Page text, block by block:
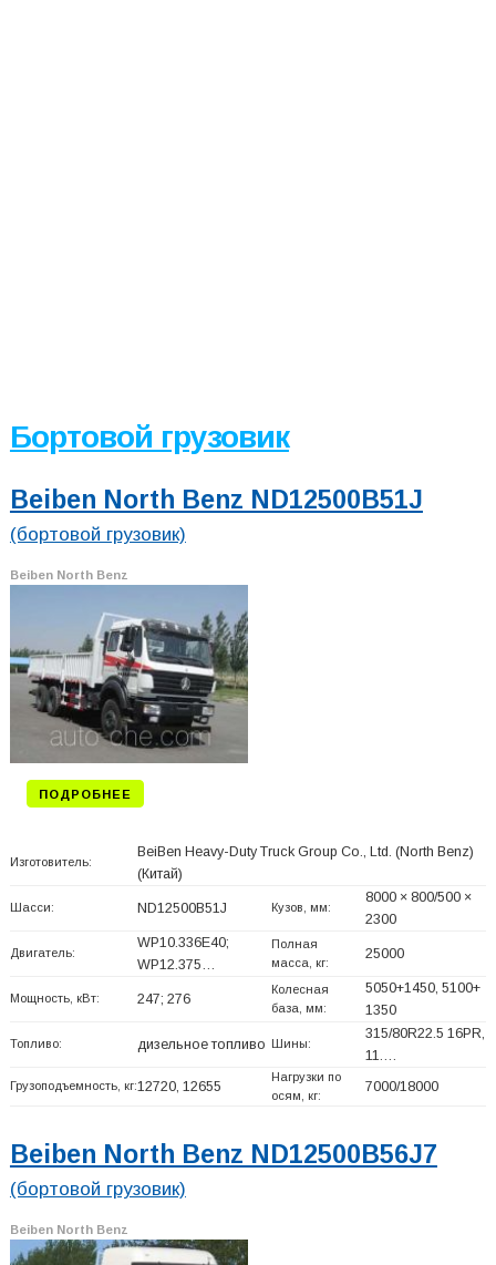
Бортовой грузовик
Beiben North Benz ND12500B51J
(бортовой грузовик)
Beiben North Benz
ПОДРОБНЕЕ
Изготовитель:
BeiBen Heavy-Duty Truck Group Co., Ltd. (North Benz)
(Китай)
Шасси: ND12500B51J Кузов, мм:
8000 × 800/500 ×
2300
Двигатель:
WP10.336E40;
WP12.375…
Полная
масса, кг:
25000
Мощность, кВт: 247; 276
Колесная
база, мм:
5050+1450, 5100+
1350
Топливо: дизельное топливо Шины:
315/80R22.5 16PR,
11.…
Грузоподъемность, кг:12720, 12655
Нагрузки по
осям, кг:
7000/18000
Beiben North Benz ND12500B56J7
(бортовой грузовик)
Beiben North Benz